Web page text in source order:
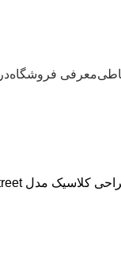
معرفی فروشگاه